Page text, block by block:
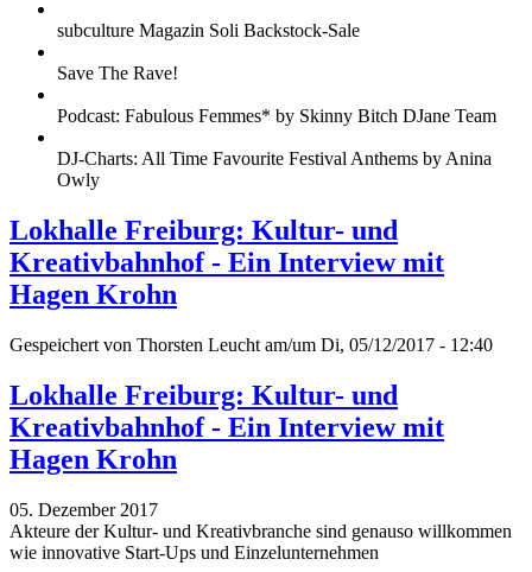
subculture Magazin Soli Backstock-Sale
Save The Rave!
Podcast: Fabulous Femmes* by Skinny Bitch DJane Team
DJ-Charts: All Time Favourite Festival Anthems by Anina
Owly
Lokhalle Freiburg: Kultur- und
Kreativbahnhof - Ein Interview mit
Hagen Krohn
Gespeichert von Thorsten Leucht am/um Di, 05/12/2017 - 12:40
Lokhalle Freiburg: Kultur- und
Kreativbahnhof - Ein Interview mit
Hagen Krohn
05. Dezember 2017
Akteure der Kultur- und Kreativbranche sind genauso willkommen
wie innovative Start-Ups und Einzelunternehmen